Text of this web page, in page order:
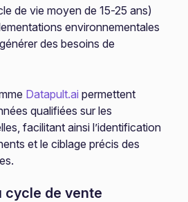
de vie moyen de 15-25 ans)
environnementales
des besoins de
Datapult.ai permettent
qualifiées sur les
facilitant ainsi l’identification
et le ciblage précis des
de vente